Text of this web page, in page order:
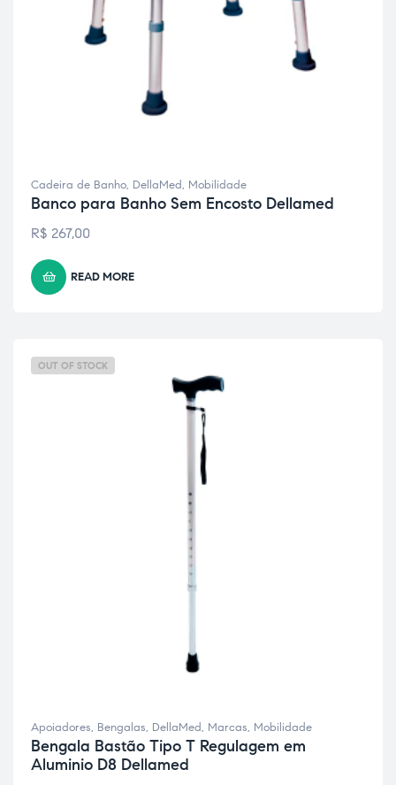
Cadeira de Banho, DellaMed, Mobilidade
Banco para Banho Sem Encosto Dellamed
R$ 267,00
READ MORE
OUT OF STOCK
Apoiadores, Bengalas, DellaMed, Marcas, Mobilidade
Bengala Bastão Tipo T Regulagem em
Aluminio D8 Dellamed